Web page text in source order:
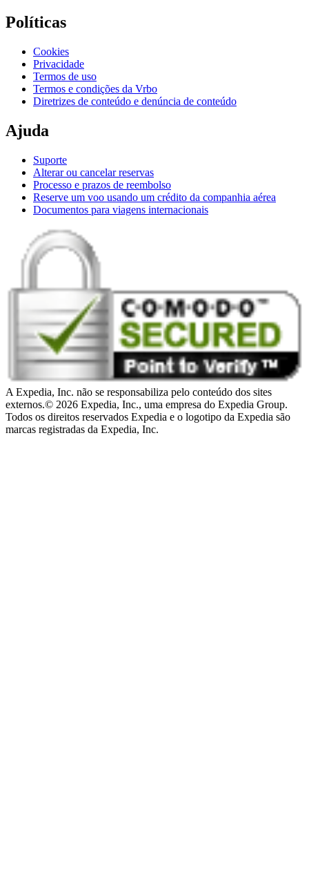
Políticas
Cookies
Privacidade
Termos de uso
Termos e condições da Vrbo
Diretrizes de conteúdo e denúncia de conteúdo
Ajuda
Suporte
Alterar ou cancelar reservas
Processo e prazos de reembolso
Reserve um voo usando um crédito da companhia aérea
Documentos para viagens internacionais
A Expedia, Inc. não se responsabiliza pelo conteúdo dos sites
externos.© 2026 Expedia, Inc., uma empresa do Expedia Group.
Todos os direitos reservados Expedia e o logotipo da Expedia são
marcas registradas da Expedia, Inc.